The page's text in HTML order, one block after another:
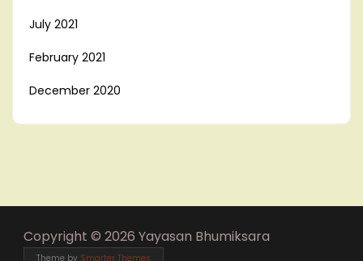
July 2021
February 2021
December 2020
Copyright © 2026 Yayasan Bhumiksara
Theme by Smarter Themes